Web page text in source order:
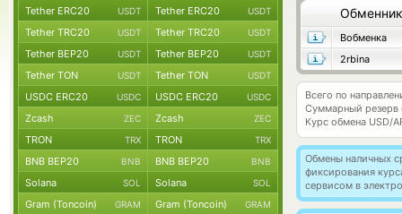
Обменник
Вобменка
2rbina
Всего по
Суммарный резерв
Курс обмена USD/
Обмены наличных
фиксирования
сервисом в
Tether ERC20 USDT Tether ERC20 USDT
Tether TRC20 USDT Tether TRC20 USDT
Tether BEP20 USDT Tether BEP20 USDT
Tether TON USDT Tether TON USDT
USDC ERC20 USDC USDC ERC20 USDC
Zcash ZEC Zcash ZEC
TRON TRX TRON TRX
BNB BEP20 BNB BNB BEP20 BNB
Solana SOL Solana SOL
Gram (Toncoin) GRAM Gram (Toncoin) GRAM